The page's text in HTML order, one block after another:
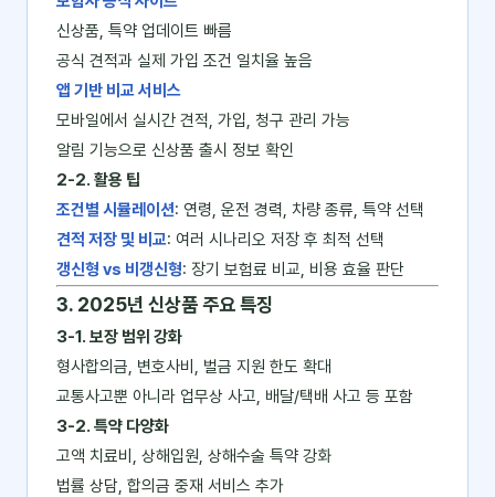
신상품, 특약 업데이트 빠름
공식 견적과 실제 가입 조건 일치율 높음
앱 기반 비교 서비스
모바일에서 실시간 견적, 가입, 청구 관리 가능
알림 기능으로 신상품 출시 정보 확인
2-2. 활용 팁
조건별 시뮬레이션: 연령, 운전 경력, 차량 종류, 특약 선택
견적 저장 및 비교: 여러 시나리오 저장 후 최적 선택
갱신형 vs 비갱신형: 장기 보험료 비교, 비용 효율 판단
3. 2025년 신상품 주요 특징
3-1. 보장 범위 강화
형사합의금, 변호사비, 벌금 지원 한도 확대
교통사고뿐 아니라 업무상 사고, 배달/택배 사고 등 포함
3-2. 특약 다양화
고액 치료비, 상해입원, 상해수술 특약 강화
법률 상담, 합의금 중재 서비스 추가